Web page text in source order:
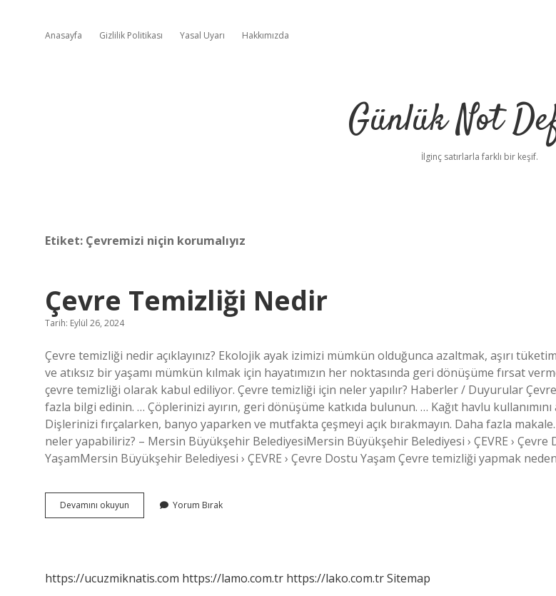
Anasayfa Gizlilik Politikası Yasal Uyarı Hakkımızda
Günlük Not
İlginç satırlarla farklı bir keşif.
Etiket: Çevremizi niçin korumalıyız
Çevre Temizliği Nedir
Tarih: Eylül 26, 2024
Çevre temizliği nedir açıklayınız? Ekolojik ayak izimizi mümkün olduğunca azaltmak, aşırı
ve atıksız bir yaşamı mümkün kılmak için hayatımızın her noktasında geri dönüşüme fırsat
çevre temizliği olarak kabul ediliyor. Çevre temizliği için neler yapılır? Haberler / Duyurular
fazla bilgi edinin. … Çöplerinizi ayırın, geri dönüşüme katkıda bulunun. … Kağıt havlu kullanımını
Dişlerinizi fırçalarken, banyo yaparken ve mutfakta çeşmeyi açık bırakmayın. Daha fazla
neler yapabiliriz? – Mersin Büyükşehir BelediyesiMersin Büyükşehir Belediyesi › ÇEVRE › Çevre
YaşamMersin Büyükşehir Belediyesi › ÇEVRE › Çevre Dostu Yaşam Çevre temizliği yapmak
Devamını okuyun
Temizliği
Yorum Bırak
https://ucuzmiknatis.com https://lamo.com.tr https://lako.com.trSitemap